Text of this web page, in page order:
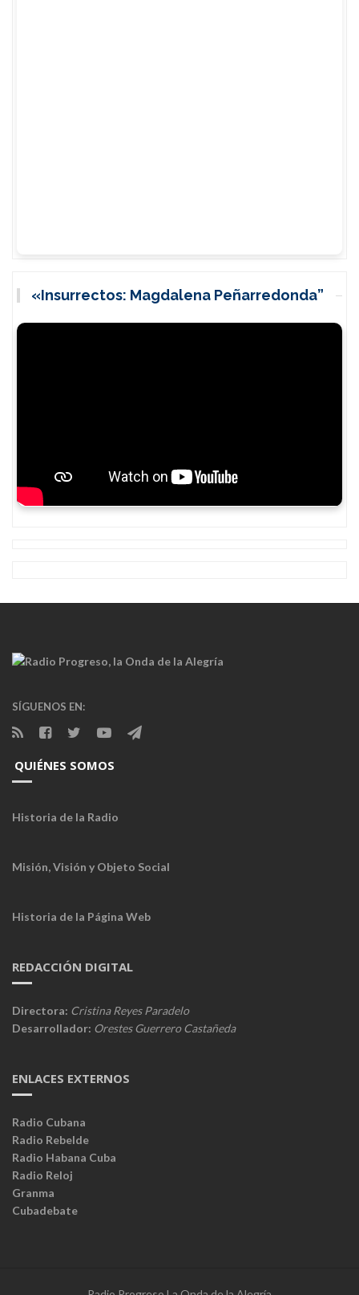
«Insurrectos: Magdalena Peñarredonda”
SÍGUENOS EN:
QUIÉNES SOMOS
Historia de la Radio
Misión, Visión y Objeto Social
Historia de la Página Web
REDACCIÓN DIGITAL
Directora: Cristina Reyes Paradelo
Desarrollador: Orestes Guerrero Castañeda
ENLACES EXTERNOS
Radio Cubana
Radio Rebelde
Radio Habana Cuba
Radio Reloj
Granma
Cubadebate